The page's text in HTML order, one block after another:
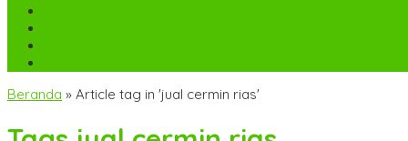
Beranda » Article tag in 'jual cermin rias'